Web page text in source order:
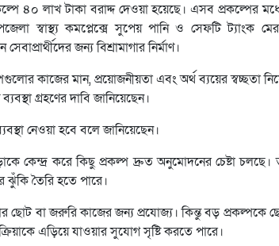
৪০ লাখ টাকা বরাদ্দ দেওয়া হয়েছে। এসব প্রকল্পের
স্বাস্থ্য কমপ্লেক্সে সুপেয় পানি ও সেফটি ট্যাংক
জন্য বিশ্রামাগার নির্মাণ।
কাজের মান, প্রয়োজনীয়তা এবং অর্থ ব্যয়ের স্বচ্ছতা
গ্রহণের দাবি জানিয়েছেন।
নেওয়া হবে বলে জানিয়েছেন।
কেন্দ্র করে কিছু প্রকল্প দ্রুত অনুমোদনের চেষ্টা চলছে।
ঝুঁকি তৈরি হতে পারে।
ছোট বা জরুরি কাজের জন্য প্রযোজ্য। কিন্তু বড় প্রকল্পকে
এড়িয়ে যাওয়ার সুযোগ সৃষ্টি করতে পারে।